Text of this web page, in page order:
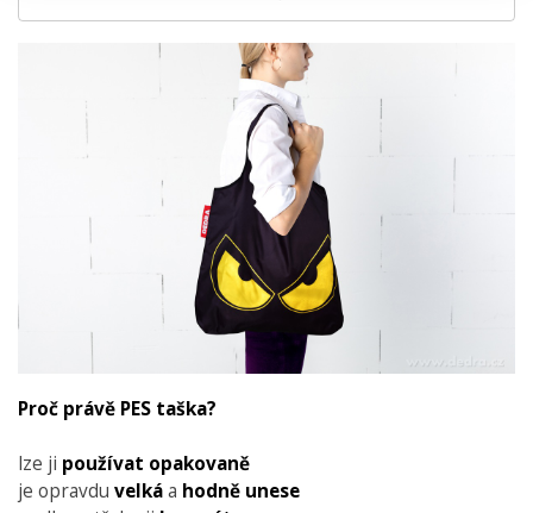
Proč právě PES taška?
lze ji používat opakovaně
je opravdu velkáa hodně unese